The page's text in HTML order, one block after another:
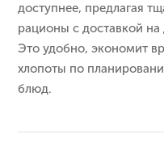
доступнее, предлагая
рационы с доставкой
Это удобно, экономит
хлопоты по
блюд.